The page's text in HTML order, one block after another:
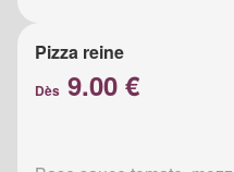
Pizza reine
Dès 9.00 €